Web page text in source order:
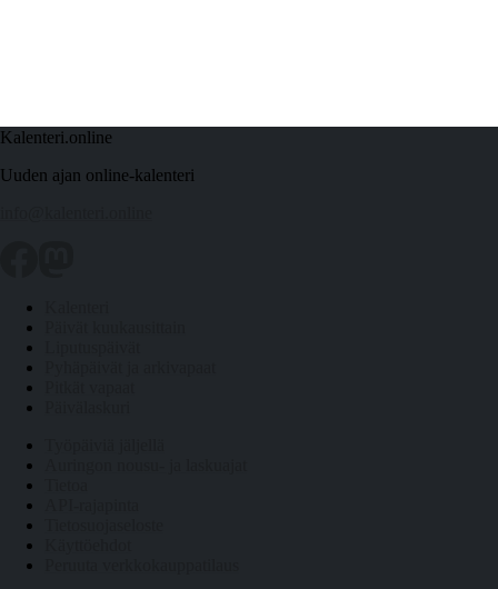
Kalenteri.online
Uuden ajan online-kalenteri